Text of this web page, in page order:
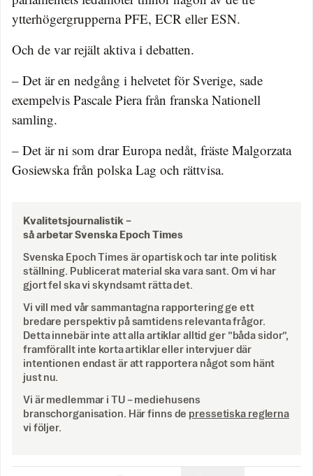
ytterhögergrupperna PFE, ECR eller ESN.
Och de var rejält aktiva i debatten.
– Det är en nedgång i helvetet för Sverige, sade
exempelvis Pascale Piera från franska Nationell
samling.
– Det är ni som drar Europa nedåt, fräste Malgorzata
Gosiewska från polska Lag och rättvisa.
Kvalitetsjournalistik –
så arbetar Svenska Epoch Times
Svenska Epoch Times är opartisk och tar inte politisk
ställning. Publicerat material ska vara sant. Om vi har
gjort fel ska vi skyndsamt rätta det.
Vi vill med vår sammantagna rapportering ge ett
bredare perspektiv på samtidens relevanta frågor.
Detta innebär inte att alla artiklar alltid ger ”båda sidor”,
framförallt inte korta artiklar eller intervjuer där
intentionen endast är att rapportera något som hänt
just nu.
Vi är medlemmar i TU – mediehusens
branschorganisation. Här finns de pressetiska reglerna
vi följer.